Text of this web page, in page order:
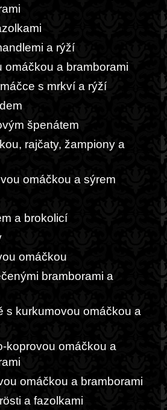
a rýží
omáčkou a bramborami
s mrkví a rýží
špenátem
rajčaty, žampiony a
omáčkou a sýrem
a brokolicí
omáčkou
bramborami a
s kurkumovou omáčkou a
koprovou omáčkou a
omáčkou a bramborami
a fazolkami